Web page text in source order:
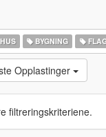
BYGNING
Opplastinger
filtreringskriteriene.